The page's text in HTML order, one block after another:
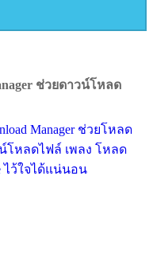
ช่วยดาวน์โหลด
Manager ช่วยโหลด
โหลดไฟล์ เพลง โหลด
ไว้ใจได้แน่นอน